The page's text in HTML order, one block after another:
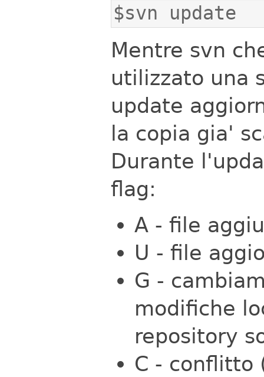
$svn update
Mentre svn
utilizzato una
update
la copia gia'
Durante
flag:
A - file
U - file
G -
modifiche
repository
C - conflitto